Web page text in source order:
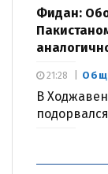
Фидан:
В
21:28